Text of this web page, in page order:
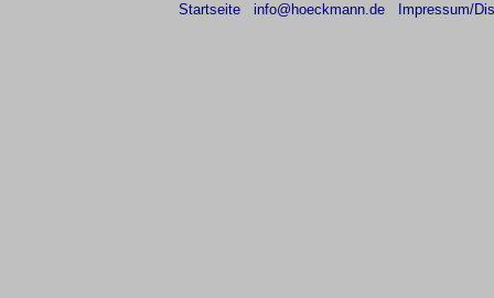
Startseite info@hoeckmann.de Impressum/